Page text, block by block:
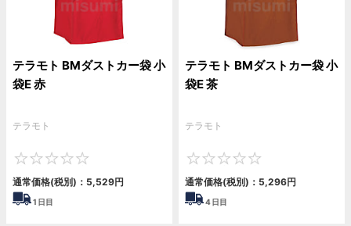
テラモト BMダストカー袋 小
袋E 赤
テラモト
通常価格(税別)： 5,529円
1 日目
テラモト BMダストカー袋 小
袋E 茶
テラモト
通常価格(税別)： 5,296円
4日目